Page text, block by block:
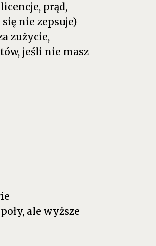
prąd,
nie zepsuje)
zużycie,
jeśli nie masz
ale wyższe